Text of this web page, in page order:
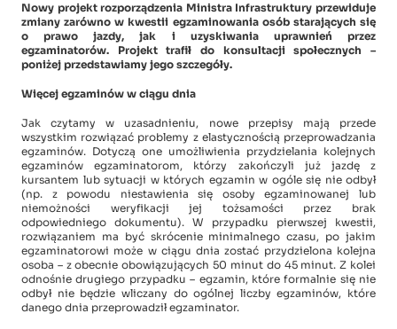
Nowy projekt rozporządzenia Ministra Infrastruktury przewiduje
zmiany zarówno w kwestii egzaminowania osób starających się
o prawo jazdy, jak i uzyskiwania uprawnień przez
egzaminatorów. Projekt trafił do konsultacji społecznych –
poniżej przedstawiamy jego szczegóły.
Więcej egzaminów w ciągu dnia
Jak czytamy w uzasadnieniu, nowe przepisy mają przede
wszystkim rozwiązać problemy z elastycznością przeprowadzania
egzaminów. Dotyczą one umożliwienia przydzielania kolejnych
egzaminów egzaminatorom, którzy zakończyli już jazdę z
kursantem lub sytuacji w których egzamin w ogóle się nie odbył
(np. z powodu niestawienia się osoby egzaminowanej lub
niemożności weryfikacji jej tożsamości przez brak
odpowiedniego dokumentu). W przypadku pierwszej kwestii,
rozwiązaniem ma być skrócenie minimalnego czasu, po jakim
egzaminatorowi może w ciągu dnia zostać przydzielona kolejna
osoba – z obecnie obowiązujących 50 minut do 45 minut. Z kolei
odnośnie drugiego przypadku – egzamin, które formalnie się nie
odbył nie będzie wliczany do ogólnej liczby egzaminów, które
danego dnia przeprowadził egzaminator.